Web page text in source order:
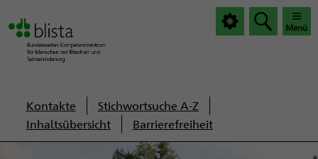
Servicenavigation
Kontakte
Stichwortsuche A-Z
Inhaltsübersicht
Barrierefreiheit